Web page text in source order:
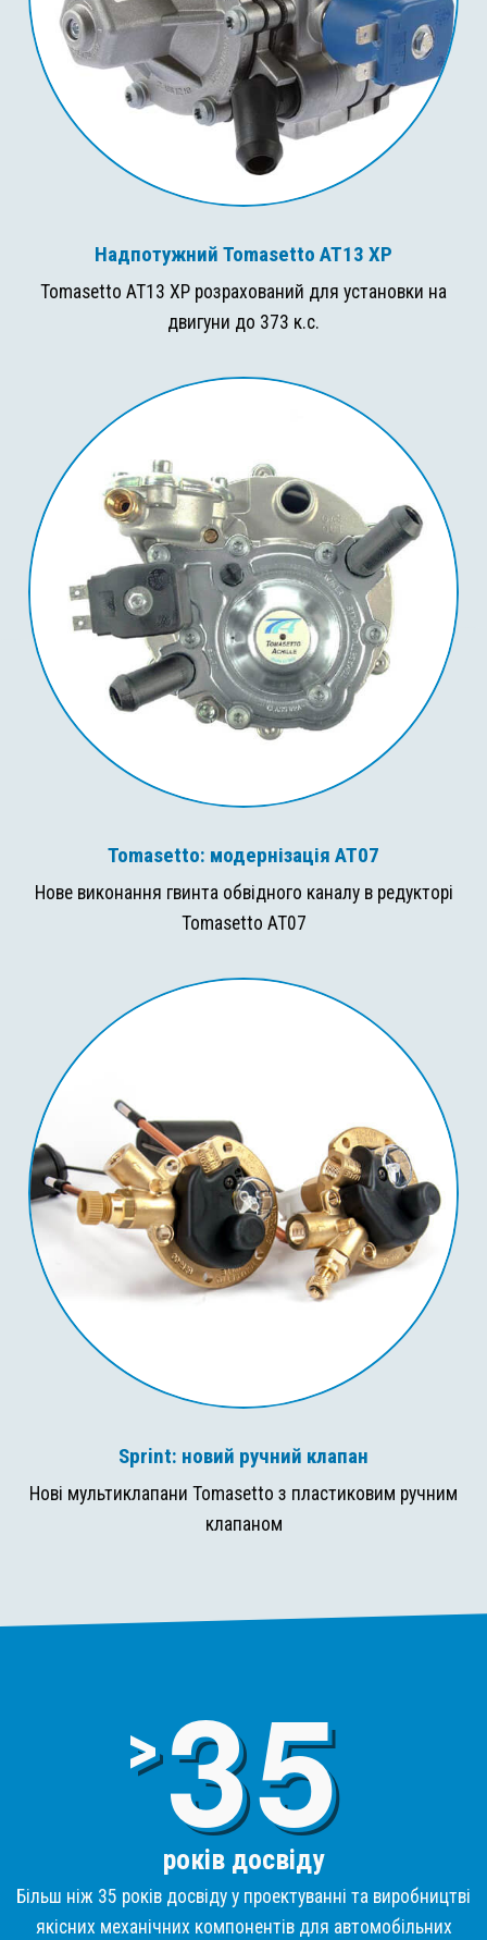
Надпотужний Tomasetto AT13 XP
Tomasetto AT13 XP розрахований для установки на
двигуни до 373 к.с.
Tomasetto: модернізація AT07
Нове виконання гвинта обвідного каналу в редукторі
Tomasetto AT07
Sprint: новий ручний клапан
Нові мультиклапани Tomasetto з пластиковим ручним
клапаном
>3
років досвіду
Більш ніж 35 років досвіду у проектуванні та виробництві
якісних механічних компонентів для автомобільних